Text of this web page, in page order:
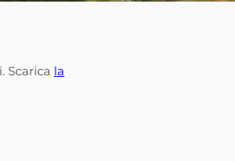
Scarica la